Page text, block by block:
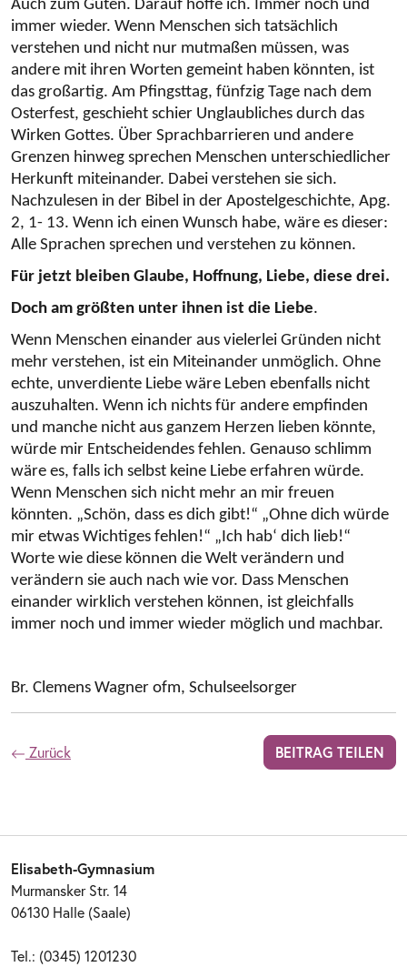
Auch zum Guten. Darauf hoffe ich. Immer noch und
immer wieder. Wenn Menschen sich tatsächlich
verstehen und nicht nur mutmaßen müssen, was
andere mit ihren Worten gemeint haben könnten, ist
das großartig. Am Pfingsttag, fünfzig Tage nach dem
Osterfest, geschieht schier Unglaubliches durch das
Wirken Gottes. Über Sprachbarrieren und andere
Grenzen hinweg sprechen Menschen unterschiedlicher
Herkunft miteinander. Dabei verstehen sie sich.
Nachzulesen in der Bibel in der Apostelgeschichte, Apg.
2, 1- 13. Wenn ich einen Wunsch habe, wäre es dieser:
Alle Sprachen sprechen und verstehen zu können.
Für jetzt bleiben Glaube, Hoffnung, Liebe, diese drei.
Doch am größten unter ihnen ist die Liebe.
Wenn Menschen einander aus vielerlei Gründen nicht
mehr verstehen, ist ein Miteinander unmöglich. Ohne
echte, unverdiente Liebe wäre Leben ebenfalls nicht
auszuhalten. Wenn ich nichts für andere empfinden
und manche nicht aus ganzem Herzen lieben könnte,
würde mir Entscheidendes fehlen. Genauso schlimm
wäre es, falls ich selbst keine Liebe erfahren würde.
Wenn Menschen sich nicht mehr an mir freuen
könnten. „Schön, dass es dich gibt!“ „Ohne dich würde
mir etwas Wichtiges fehlen!“ „Ich hab‘ dich lieb!“
Worte wie diese können die Welt verändern und
verändern sie auch nach wie vor. Dass Menschen
einander wirklich verstehen können, ist gleichfalls
immer noch und immer wieder möglich und machbar.
Br. Clemens Wagner ofm, Schulseelsorger
Zurück BEITRAG TEILEN
Elisabeth-Gymnasium
Murmansker Str. 14
06130 Halle (Saale)
Tel.: (0345) 1201230